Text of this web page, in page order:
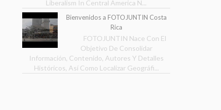
Liberalism In Central America N...
Bienvenidos a FOTOJUNTIN Costa
Rica
FOTOJUNTIN Nace Con El
Objetivo De Consolidar
Información, Contenido, Autores Y Detalles
Históricos, Así Como Localizar Geográfi...